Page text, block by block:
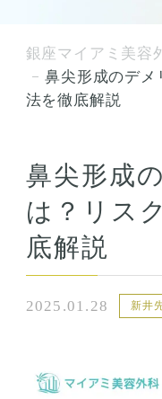
銀座マイアミ美容
鼻尖形成のデメ
法を徹底解説
鼻尖形成
は？リス
底解説
2025.01.28 新井